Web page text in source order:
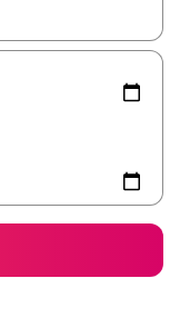
les flèches vers le